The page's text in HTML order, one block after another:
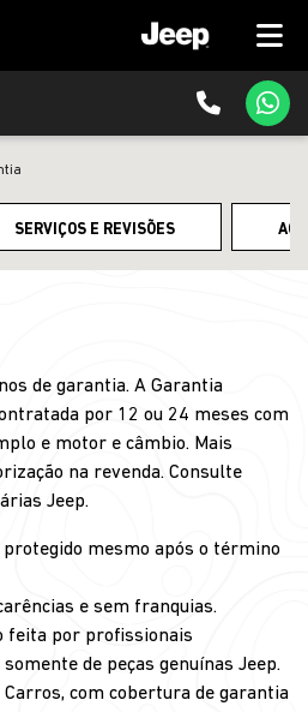
SERVIÇOS E REVISÕES
de garantia. A Garantia
por 12 ou 24 meses com
e motor e câmbio. Mais
na revenda. Consulte
Jeep.
protegido mesmo após o término
e sem franquias.
feita por profissionais
de peças genuínas Jeep.
Carros, com cobertura de garantia